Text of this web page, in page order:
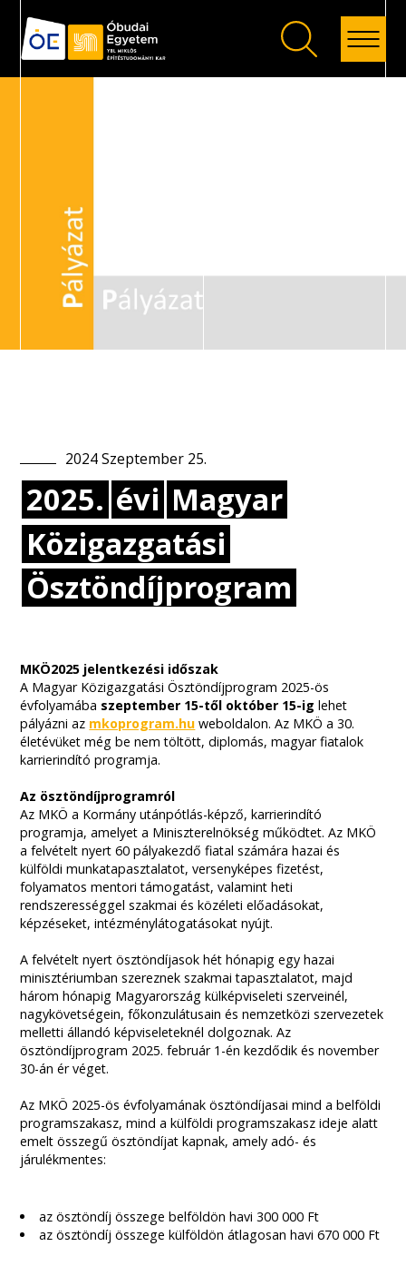
Vissza
2024Szeptember 25.
2025. évi Magyar
Közigazgatási
Ösztöndíjprogram
MKÖ2025 jelentkezési időszak
A Magyar Közigazgatási Ösztöndíjprogram 2025-ös
évfolyamába szeptember 15-től október 15-iglehet
pályázni az mkoprogram.hu weboldalon. Az MKÖ a 30.
életévüket még be nem töltött, diplomás, magyar fiatalok
karrierindító programja.
Az ösztöndíjprogramról
Az MKÖ a Kormány utánpótlás-képző, karrierindító
programja, amelyet a Miniszterelnökség működtet. Az MKÖ
a felvételt nyert 60 pályakezdő fiatal számára hazai és
külföldi munkatapasztalatot, versenyképes fizetést,
folyamatos mentori támogatást, valamint heti
rendszerességgel szakmai és közéleti előadásokat,
képzéseket, intézménylátogatásokat nyújt.
A felvételt nyert ösztöndíjasok hét hónapig egy hazai
minisztériumban szereznek szakmai tapasztalatot, majd
három hónapig Magyarország külképviseleti szerveinél,
nagykövetségein, főkonzulátusain és nemzetközi szervezetek
melletti állandó képviseleteknél dolgoznak. Az
ösztöndíjprogram 2025. február 1-én kezdődik és november
30-án ér véget.
Az MKÖ 2025-ös évfolyamának ösztöndíjasai mind a belföldi
programszakasz, mind a külföldi programszakasz ideje alatt
emelt összegű ösztöndíjat kapnak, amely adó- és
járulékmentes:
az ösztöndíj összege belföldön havi 300 000 Ft
az ösztöndíj összege külföldön átlagosan havi 670 000 Ft